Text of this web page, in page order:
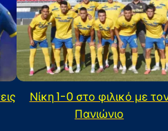
Νίκη 1-0 στο φιλικό με
Πανιώνιο